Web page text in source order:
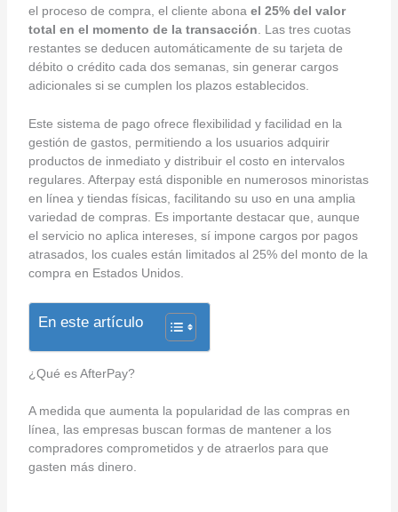
el proceso de compra, el cliente abona el 25% del valor
total en el momento de la transacción . Las tres cuotas
restantes se deducen automáticamente de su tarjeta de
débito o crédito cada dos semanas, sin generar cargos
adicionales si se cumplen los plazos establecidos.
Este sistema de pago ofrece flexibilidad y facilidad en la
gestión de gastos, permitiendo a los usuarios adquirir
productos de inmediato y distribuir el costo en intervalos
regulares. Afterpay está disponible en numerosos minoristas
en línea y tiendas físicas, facilitando su uso en una amplia
variedad de compras. Es importante destacar que, aunque
el servicio no aplica intereses, sí impone cargos por pagos
atrasados, los cuales están limitados al 25% del monto de la
compra en Estados Unidos.
En este artículo
¿Qué es AfterPay?
A medida que aumenta la popularidad de las compras en
línea, las empresas buscan formas de mantener a los
compradores comprometidos y de atraerlos para que
gasten más dinero.